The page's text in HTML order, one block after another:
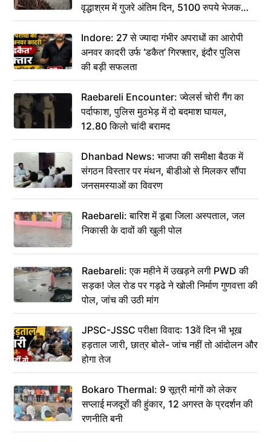
वृद्धाश्रम में गुजरे अंतिम दिन, 5100 रुपये भेजकर
कहा– अंतिम संस्कार कर दीजिए हम नहीं आ पाएंगे
Indore: 27 से ज्यादा गंभीर अपराधों का आरोपी
अनवर कादरी उर्फ ‘डकैत’ गिरफ्तार, इंदौर पुलिस
की बड़ी सफलता
Raebareli Encounter: ज्वेलर्स चोरी गैंग का
पर्दाफाश, पुलिस मुठभेड़ में दो बदमाश घायल,
12.80 किलो चांदी बरामद
Dhanbad News: भाजपा की समीक्षा बैठक में
संगठन विस्तार पर मंथन, बीडीओ से मिलकर सौंपा
जनसमस्याओं का विवरण
Raebareli: बारिश में डूबा जिला अस्पताल, जल
निकासी के दावों की खुली पोल
Raebareli: एक महीने में उखड़ने लगी PWD की
सड़क! जेल रोड पर गड्ढे ने खोली निर्माण गुणवत्ता की
पोल, जांच की उठी मांग
JPSC-JSSC परीक्षा विवाद: 13वें दिन भी भूख
हड़ताल जारी, छात्र बोले- जांच नहीं तो आंदोलन और
होगा तेज
Bokaro Thermal: 9 सूत्री मांगों को लेकर
सप्लाई मजदूरों की हुंकार, 12 अगस्त के प्रदर्शन की
रणनीति बनी